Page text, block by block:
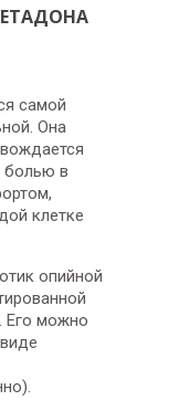
самой
Она
болью в
клетке
опийной
Его можно